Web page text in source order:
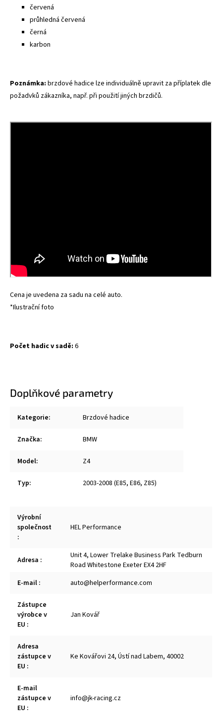
červená
průhledná červená
černá
karbon
Poznámka: brzdové hadice lze individuálně upravit za příplatek dle
požadvků zákazníka, např. při použití jiných brzdičů.
Cena je uvedena za sadu na celé auto.
*Ilustrační foto
Počet hadic v sadě: 6
Doplňkové parametry
Kategorie: Brzdové hadice
Značka: BMW
Model: Z4
Typ: 2003-2008 (E85, E86, Z85)
Výrobní
společnost
:
HEL Performance
Adresa :
Unit 4, Lower Trelake Business Park Tedburn
Road Whitestone Exeter EX4 2HF
E-mail : auto@helperformance.com
Zástupce
výrobce v
EU :
Jan Kovář
Adresa
zástupce v
EU :
Ke Kovářovi 24, Ústí nad Labem, 40002
E-mail
zástupce v
EU :
info@jk-racing.cz